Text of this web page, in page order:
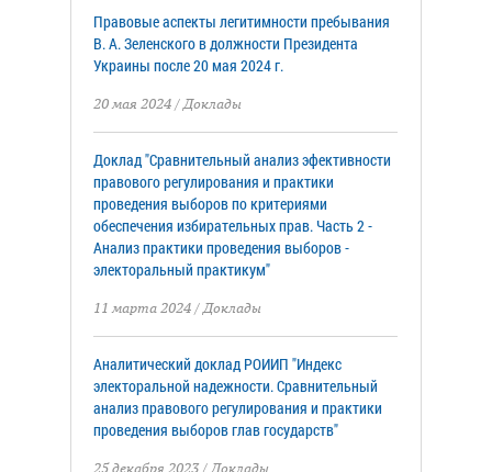
Правовые аспекты легитимности пребывания
В. А. Зеленского в должности Президента
Украины после 20 мая 2024 г.
20 мая 2024 / Доклады
Доклад "Сравнительный анализ эфективности
правового регулирования и практики
проведения выборов по критериями
обеспечения избирательных прав. Часть 2 -
Анализ практики проведения выборов -
электоральный практикум"
11 марта 2024 / Доклады
Аналитический доклад РОИИП "Индекс
электоральной надежности. Сравнительный
анализ правового регулирования и практики
проведения выборов глав государств"
25 декабря 2023 / Доклады